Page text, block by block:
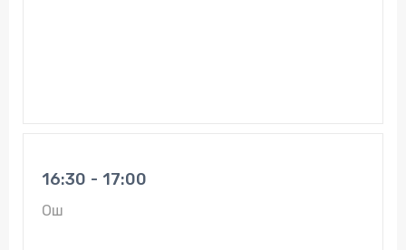
16:30 - 17:00
Ош